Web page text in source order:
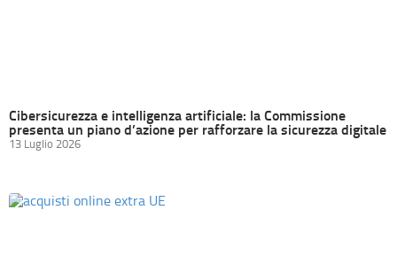
Cibersicurezza e intelligenza artificiale: la Commissione
presenta un piano d’azione per rafforzare la sicurezza digitale
13 Luglio 2026